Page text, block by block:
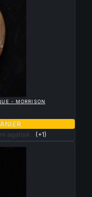
- MORRISON
agatisé. (+1)